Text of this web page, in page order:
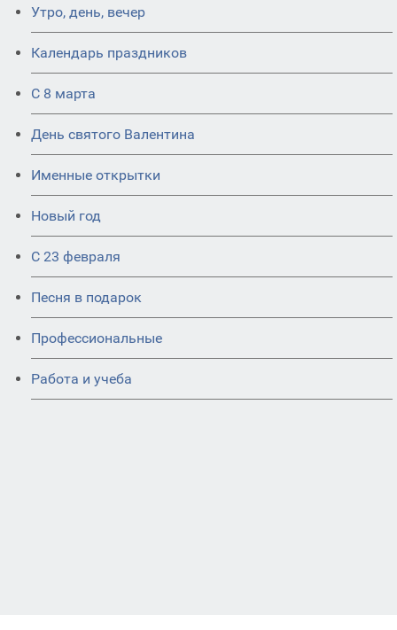
Утро, день, вечер
Календарь праздников
С 8 марта
День святого Валентина
Именные открытки
Новый год
С 23 февраля
Песня в подарок
Профессиональные
Работа и учеба